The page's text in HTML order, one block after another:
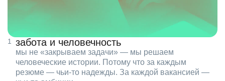
забота и человечность
мы не «закрываем задачи» — мы решаем
человеческие истории. Потому что за каждым
резюме — чьи‑то надежды. За каждой вакансией —